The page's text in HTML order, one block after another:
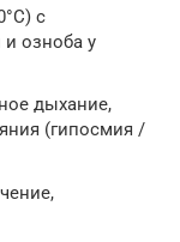
с
и озноба у
дыхание,
(гипосмия /